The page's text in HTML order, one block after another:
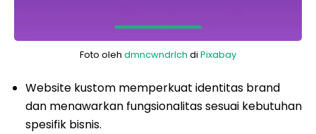
Foto oleh dmncwndrlch di Pixabay
Website kustom memperkuat identitas brand
dan menawarkan fungsionalitas sesuai kebutuhan
spesifik bisnis.